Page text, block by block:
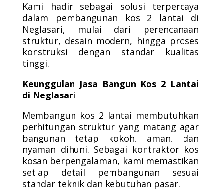
Kami hadir sebagai solusi terpercaya
dalam pembangunan kos 2 lantai di
Neglasari, mulai dari perencanaan
struktur, desain modern, hingga proses
konstruksi dengan standar kualitas
tinggi.
Keunggulan Jasa Bangun Kos 2 Lantai
di Neglasari
Membangun kos 2 lantai membutuhkan
perhitungan struktur yang matang agar
bangunan tetap kokoh, aman, dan
nyaman dihuni. Sebagai kontraktor kos
kosan berpengalaman, kami memastikan
setiap detail pembangunan sesuai
standar teknik dan kebutuhan pasar.